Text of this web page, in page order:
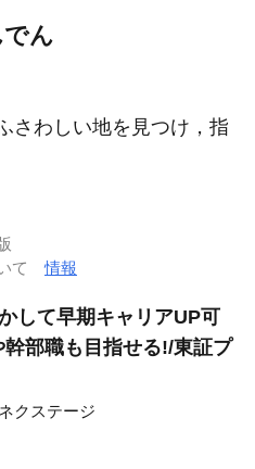
ん
さわしい地を見つけ，指
いて情報
して早期キャリアUP可
部職も目指せる!/東証プ
クステージ